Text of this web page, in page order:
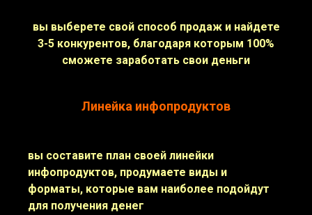
вы выберете свой способ продаж и найдете
3-5 конкурентов, благодаря которым 100%
сможете заработать свои деньги
Линейка инфопродуктов
вы составите план своей линейки
инфопродуктов, продумаете виды и
форматы, которые вам наиболее подойдут
для получения денег